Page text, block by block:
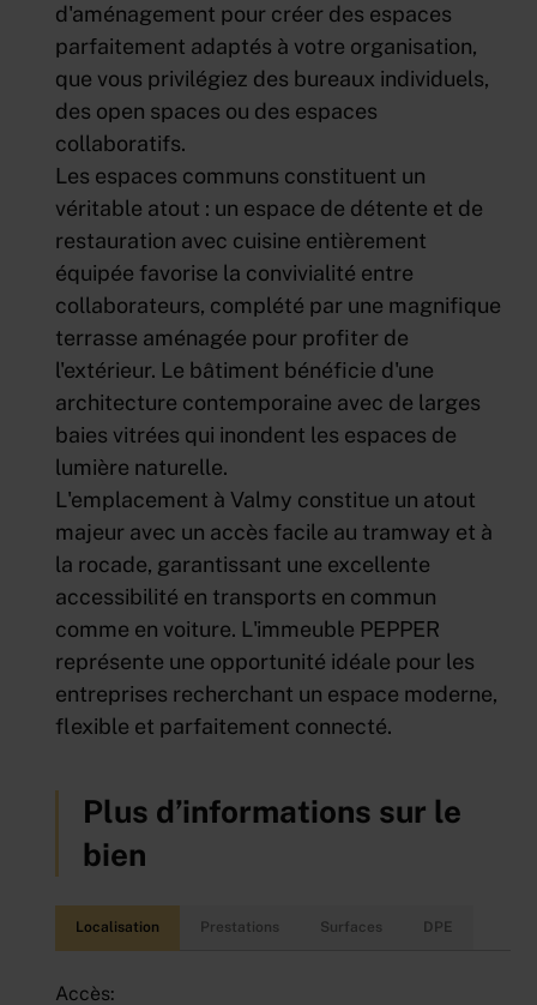
d'aménagement pour créer des espaces
parfaitement adaptés à votre organisation,
que vous privilégiez des bureaux individuels,
des open spaces ou des espaces
collaboratifs.
Les espaces communs constituent un
véritable atout : un espace de détente et de
restauration avec cuisine entièrement
équipée favorise la convivialité entre
collaborateurs, complété par une magnifique
terrasse aménagée pour profiter de
l'extérieur. Le bâtiment bénéficie d'une
architecture contemporaine avec de larges
baies vitrées qui inondent les espaces de
lumière naturelle.
L'emplacement à Valmy constitue un atout
majeur avec un accès facile au tramway et à
la rocade, garantissant une excellente
accessibilité en transports en commun
comme en voiture. L'immeuble PEPPER
représente une opportunité idéale pour les
entreprises recherchant un espace moderne,
flexible et parfaitement connecté.
Plus d’informations sur le
bien
Localisation Prestations Surfaces DPE
Accès: